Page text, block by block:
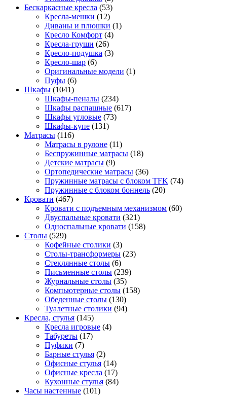
Бескаркасные кресла (53)
Кресла-мешки (12)
Диваны и плюшки (1)
Кресло Комфорт (4)
Кресла-груши (26)
Кресло-подушка (3)
Кресло-шар (6)
Оригинальные модели (1)
Пуфы (6)
Шкафы (1041)
Шкафы-пеналы (234)
Шкафы распашные (617)
Шкафы угловые (73)
Шкафы-купе (131)
Матрасы (116)
Матрасы в рулоне (11)
Беспружинные матрасы (18)
Детские матрасы (9)
Ортопедические матрасы (36)
Пружинные матрасы с блоком TFK (74)
Пружинные с блоком боннель (20)
Кровати (467)
Кровати с подъемным механизмом (60)
Двуспальные кровати (321)
Односпальные кровати (158)
Столы (529)
Кофейные столики (3)
Столы-трансформеры (23)
Стеклянные столы (6)
Письменные столы (239)
Журнальные столы (35)
Компьютерные столы (158)
Обеденные столы (130)
Туалетные столики (94)
Кресла, стулья (145)
Кресла игровые (4)
Табуреты (17)
Пуфики (7)
Барные стулья (2)
Офисные стулья (14)
Офисные кресла (17)
Кухонные стулья (84)
Часы настенные (101)